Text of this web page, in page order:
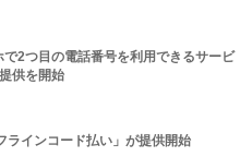
で2つ目の電話番号を利用できるサービ
供を開始
ラインコード払い」が提供開始